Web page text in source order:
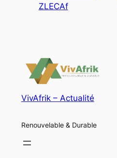
ZLECAf
VivAfrik – Actualité
Renouvelable & Durable